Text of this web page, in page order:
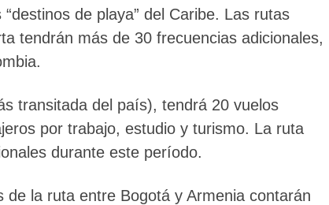
de playa” del Caribe. Las rutas
tendrán más de 30 frecuencias adicionales,
transitada del país), tendrá 20 vuelos
por trabajo, estudio y turismo. La ruta
durante este período.
la ruta entre Bogotá y Armenia contarán